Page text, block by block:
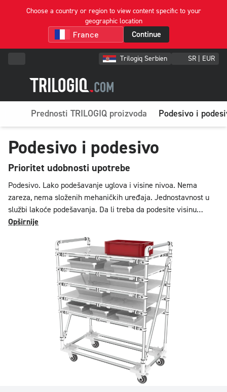
Choose a country or region to view content specific to your
geographic location
Continue
Trilogiq Serbien SR | EUR
Prednosti TRILOGIQ proizvoda Podesivo i
Podesivo i podesivo
Prioritet udobnosti upotrebe
Podesivo. Lako podešavanje uglova i visine nivoa. Nema
zareza, nema složenih mehaničkih uređaja. Jednostavnost u
službi lakoće podešavanja. Da li treba da podesite visinu
nivoa? Naš sistem omogućava njihovo podešavanje bez
Opširnije